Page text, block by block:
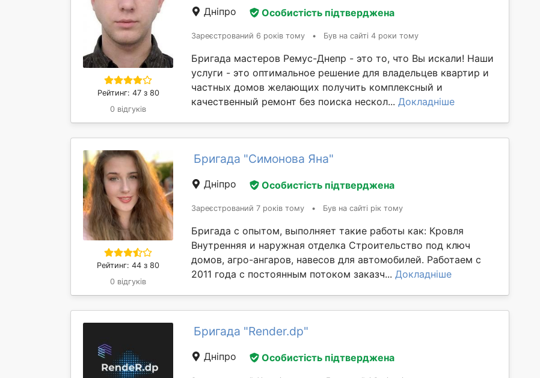
Рейтинг: 47 з 80
0 відгуків
Дніпро Особистість підтверджена
Зареєстрований 6 років тому • Був на сайті 4 роки тому
Бригада мастеров Ремус-Днепр - это то, что Вы искали! Наши
услуги - это оптимальное решение для владельцев квартир и
частных домов желающих получить комплексный и
качественный ремонт без поиска нескол... Докладніше
Рейтинг: 44 з 80
0 відгуків
Бригада "Симонова Яна"
Дніпро Особистість підтверджена
Зареєстрований 7 років тому • Був на сайті рік тому
Бригада с опытом, выполняет такие работы как: Кровля
Внутренняя и наружная отделка Строительство под ключ
домов, агро-ангаров, навесов для автомобилей. Работаем с
2011 года с постоянным потоком заказч... Докладніше
Бригада "Render.dp"
Дніпро Особистість підтверджена